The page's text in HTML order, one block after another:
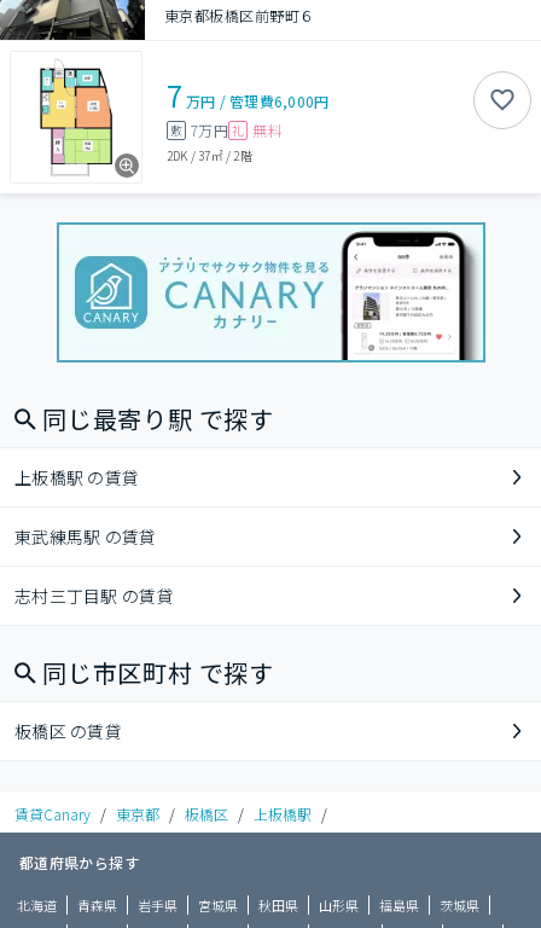
東京都板橋区前野町６
7 万円 /管理費6,000円
敷 7万円 礼 無料
2DK /37㎡/ 2階
同じ最寄り駅 で探す
上板橋駅 の賃貸
東武練馬駅 の賃貸
志村三丁目駅 の賃貸
同じ市区町村 で探す
板橋区 の賃貸
賃貸Canary / 東京都 / 板橋区 / 上板橋駅 /
都道府県から探す
北海道 青森県 岩手県 宮城県 秋田県 山形県 福島県
茨城県